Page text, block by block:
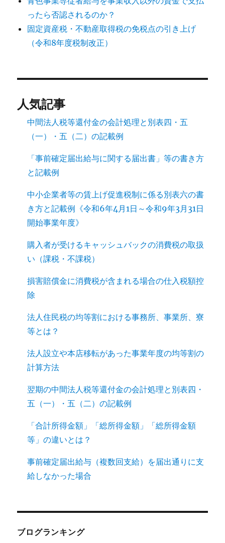
ったら否認されるのか？
固定資産税・不動産取得税の免税点の引き上げ
（令和8年度税制改正）
人気記事
中間法人税等還付金の会計処理と別表四・五
（一）・五（二）の記載例
「事前確定届出給与に関する届出書」等の書き方
と記載例
中小企業者等の賃上げ促進税制に係る別表六の書
き方と記載例《令和6年4月1日～令和9年3月31日
開始事業年度》
購入者が受けるキャッシュバックの消費税の取扱
い（課税・不課税）
損害賠償金に消費税が含まれる場合の仕入税額控
除
法人住民税の均等割における事務所、事業所、寮
等とは？
法人設立や本店移転があった事業年度の均等割の
計算方法
翌期の中間法人税等還付金の会計処理と別表四・
五（一）・五（二）の記載例
「合計所得金額」「総所得金額」「総所得金額
等」の違いとは？
事前確定届出給与（複数回支給）を届出通りに支
給しなかった場合
ブログランキング